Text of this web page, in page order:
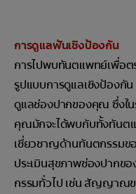
การดูแลฟันเชิงป้องกัน
การไปพบทันตแพทย์เพื่อต
รูปแบบการดูแลเชิงป้องกั
ดูแลช่องปากของคุณ ซึ่งใ
คุณมักจะได้พบกับทั้งทันต
เชี่ยวชาญด้านทันตกรรมข
ประเมินสุขภาพช่องปาก
กรรมทั่วไป เช่น สัญญาณ